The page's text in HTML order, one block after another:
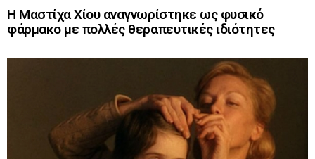
Η Μαστίχα Χίου αναγνωρίστηκε ως φυσικό
φάρμακο με πολλές θεραπευτικές ιδιότητες